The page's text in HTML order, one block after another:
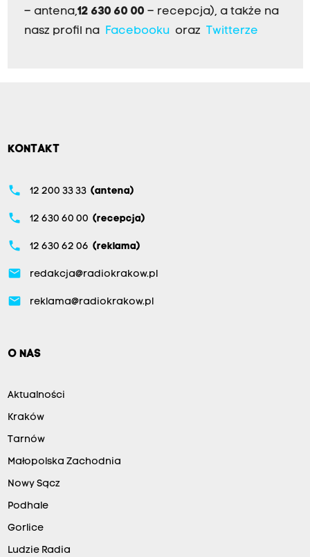
– antena,12 630 60 00 – recepcja), a także na
nasz profil na
Facebookuoraz Twitterze
KONTAKT
phone 12 200 33 33 (antena)
phone 12 630 60 00 (recepcja)
phone 12 630 62 06 (reklama)
email redakcja@radiokrakow.pl
email reklama@radiokrakow.pl
O NAS
Aktualności
Kraków
Tarnów
Małopolska Zachodnia
Nowy Sącz
Podhale
Gorlice
Ludzie Radia